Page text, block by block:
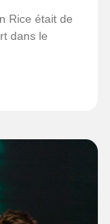
Rice était de
dans le